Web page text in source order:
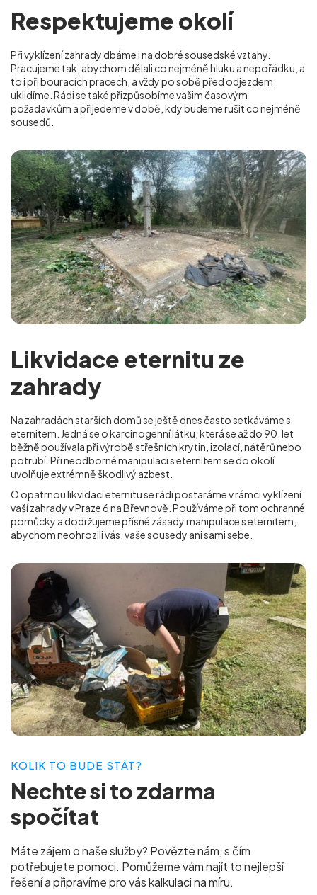
Respektujeme okolí
Při vyklízení zahrady dbáme i na dobré sousedské vztahy.
Pracujeme tak, abychom dělali co nejméně hluku a nepořádku, a
to i při bouracích pracech, a vždy po sobě před odjezdem
uklidíme. Rádi se také přizpůsobíme vašim časovým
požadavkům a přijedeme v době, kdy budeme rušit co nejméně
sousedů.
Likvidace eternitu ze
zahrady
Na zahradách starších domů se ještě dnes často setkáváme s
eternitem. Jedná se o karcinogenní látku, která se až do 90. let
běžně používala při výrobě střešních krytin, izolací, nátěrů nebo
potrubí. Při neodborné manipulaci s eternitem se do okolí
uvolňuje extrémně škodlivý azbest.
O opatrnou likvidaci eternitu se rádi postaráme v rámci vyklízení
vaší zahrady v Praze 6 na Břevnově . Používáme při tom ochranné
pomůcky a dodržujeme přísné zásady manipulace s eternitem,
abychom neohrozili vás, vaše sousedy ani sami sebe.
KOLIK TO BUDE STÁT?
Nechte si tozdarma
spočítat
Máte zájem o naše služby? Povězte nám, s čím
potřebujete pomoci. Pomůžeme vám najít to nejlepší
řešení a připravíme pro váskalkulaci na míru.